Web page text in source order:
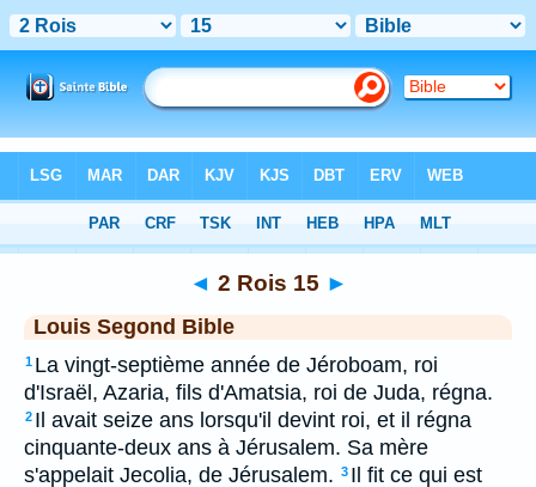
> 2 Rois 15
◄ 2 Rois 15 ►
Louis Segond Bible
1 La vingt-septième année de Jéroboam, roi
d'Israël, Azaria, fils d'Amatsia, roi de Juda, régna.
2 Il avait seize ans lorsqu'il devint roi, et il régna
cinquante-deux ans à Jérusalem. Sa mère
s'appelait Jecolia, de Jérusalem. 3 Il fit ce qui est